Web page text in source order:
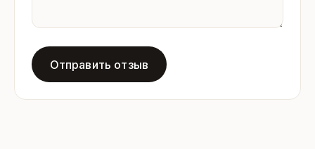
Отправить отзыв